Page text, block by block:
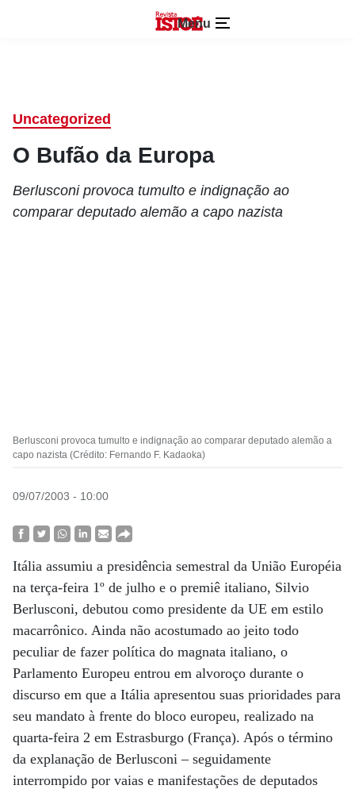
Menu
Uncategorized
O Bufão da Europa
Berlusconi provoca tumulto e indignação ao
comparar deputado alemão a capo nazista
Berlusconi provoca tumulto e indignação ao comparar deputado alemão a
capo nazista (Crédito: Fernando F. Kadaoka)
09/07/2003 - 10:00
Itália assumiu a presidência semestral da União Européia
na terça-feira 1º de julho e o premiê italiano, Silvio
Berlusconi, debutou como presidente da UE em estilo
macarrônico. Ainda não acostumado ao jeito todo
peculiar de fazer política do magnata italiano, o
Parlamento Europeu entrou em alvoroço durante o
discurso em que a Itália apresentou suas prioridades para
seu mandato à frente do bloco europeu, realizado na
quarta-feira 2 em Estrasburgo (França). Após o término
da explanação de Berlusconi – seguidamente
interrompido por vaias e manifestações de deputados